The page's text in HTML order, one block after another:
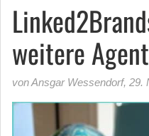
weitere
von Ansgar Wessendorf, 29.